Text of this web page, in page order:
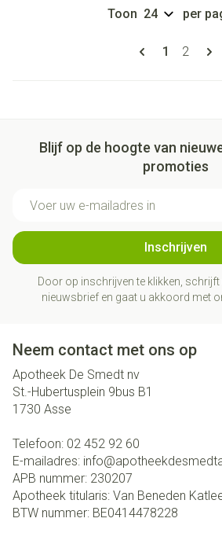
Pagina's
U lees
1 Pagina
2
Toon per
Blijf op de hoogte van
promoties
Inschrijven
Door op inschrijven te klikken,
nieuwsbrief en gaat u akkoord met
Neem contact met ons op
Apotheek De Smedt nv
St.-Hubertusplein 9bus B1
1730 Asse
Telefoon: 02 452 92 60
E-mailadres: info@
APB nummer: 230207
Apotheek titularis: Van Beneden
BTW nummer: BE0414478228